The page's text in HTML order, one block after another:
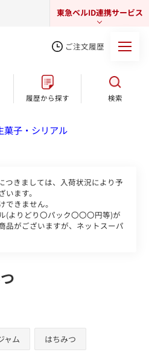
東急ベルID連携サービス
ラインショップ
ご注文履歴
履歴から探す 検索
菓子・シリアル
つきましては、入荷状況により予
ます。
できません。
(よりどり〇パック〇〇〇円等)が
品がございますが、ネットスーパ
ャム はちみつ